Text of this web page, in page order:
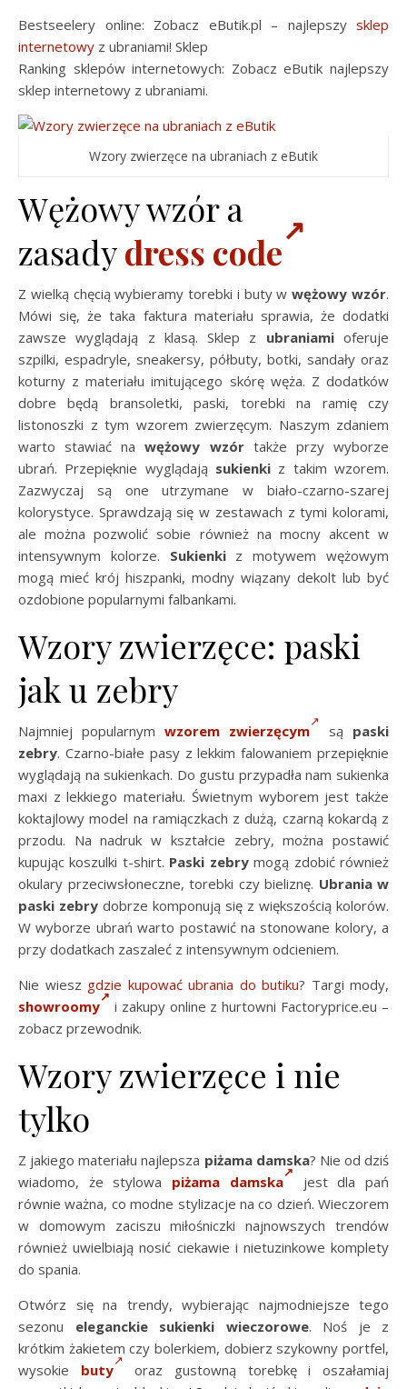
Bestseelery online: Zobacz eButik.pl – najlepszy sklep
internetowy z ubraniami! Sklep
Ranking sklepów internetowych: Zobacz eButik najlepszy
sklep internetowy z ubraniami.
Wzory zwierzęce na ubraniach z eButik
Wężowy wzór a
zasadydress code
Z wielką chęcią wybieramy torebki i buty wwężowy wzór.
Mówi się, że taka faktura materiału sprawia, że dodatki
zawsze wyglądają z klasą. Sklep z ubraniamioferuje
szpilki, espadryle, sneakersy, półbuty, botki, sandały oraz
koturny z materiału imitującego skórę węża. Z dodatków
dobre będą bransoletki, paski, torebki na ramię czy
listonoszki z tym wzorem zwierzęcym. Naszym zdaniem
warto stawiać na wężowy wzórtakże przy wyborze
ubrań. Przepięknie wyglądają sukienki z takim wzorem.
Zazwyczaj są one utrzymane w biało-czarno-szarej
kolorystyce. Sprawdzają się w zestawach z tymi kolorami,
ale można pozwolić sobie również na mocny akcent w
intensywnym kolorze. Sukienkiz motywem wężowym
mogą mieć krój hiszpanki, modny wiązany dekolt lub być
ozdobione popularnymi falbankami.
Wzory zwierzęce: paski
jak u zebry
Najmniej popularnym wzorem zwierzęcym są paski
zebry. Czarno-białe pasy z lekkim falowaniem przepięknie
wyglądają na sukienkach. Do gustu przypadła nam sukienka
maxi z lekkiego materiału. Świetnym wyborem jest także
koktajlowy model na ramiączkach z dużą, czarną kokardą z
przodu. Na nadruk w kształcie zebry, można postawić
kupując koszulki t-shirt. Paski zebrymogą zdobić również
okulary przeciwsłoneczne, torebki czy bieliznę. Ubrania w
paski zebry dobrze komponują się z większością kolorów.
W wyborze ubrań warto postawić na stonowane kolory, a
przy dodatkach zaszaleć z intensywnym odcieniem.
Nie wiesz gdzie kupować ubrania do butiku? Targi mody,
showroomy
i zakupy online z hurtowni Factoryprice.eu –
zobacz przewodnik.
Wzory zwierzęce i nie
tylko
Z jakiego materiału najlepsza piżama damska? Nie od dziś
wiadomo, że stylowa piżama damska
jest dla pań
równie ważna, co modne stylizacje na co dzień. Wieczorem
w domowym zaciszu miłośniczki najnowszych trendów
również uwielbiają nosić ciekawie i nietuzinkowe komplety
do spania.
Otwórz się na trendy, wybierając najmodniejsze tego
sezonu eleganckie sukienki wieczorowe. Noś je z
krótkim żakietem czy bolerkiem, dobierz szykowny portfel,
wysokie buty
oraz gustowną torebkę i oszałamiaj